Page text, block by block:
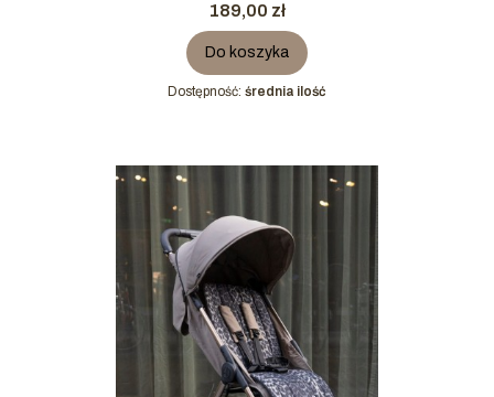
Cena
189,00 zł
Do koszyka
Dostępność: średnia ilość